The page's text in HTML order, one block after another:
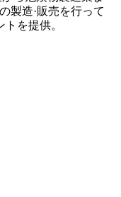
製造·販売を行って
を提供。